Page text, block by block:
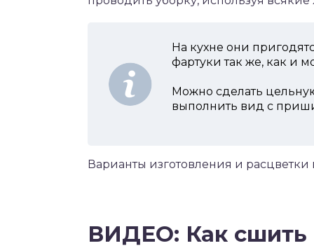
На кухне они
фартуки так же, как и
Можно сделать
выполнить вид с
Варианты изготовления и
ВИДЕО: Как сшить